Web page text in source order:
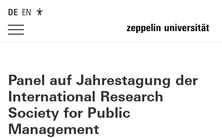
DE EN
Panel auf Jahrestagung der
International Research
Society for Public
Management